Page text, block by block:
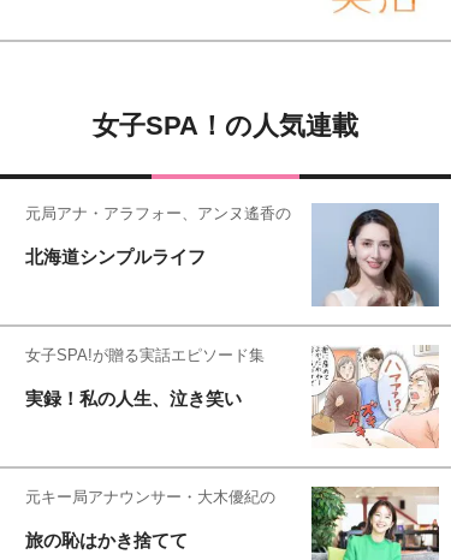
女子SPA！の人気連載
元局アナ・アラフォー、アンヌ遙香の
北海道シンプルライフ
女子SPA!が贈る実話エピソード集
実録！私の人生、泣き笑い
元キー局アナウンサー・大木優紀の
旅の恥はかき捨てて